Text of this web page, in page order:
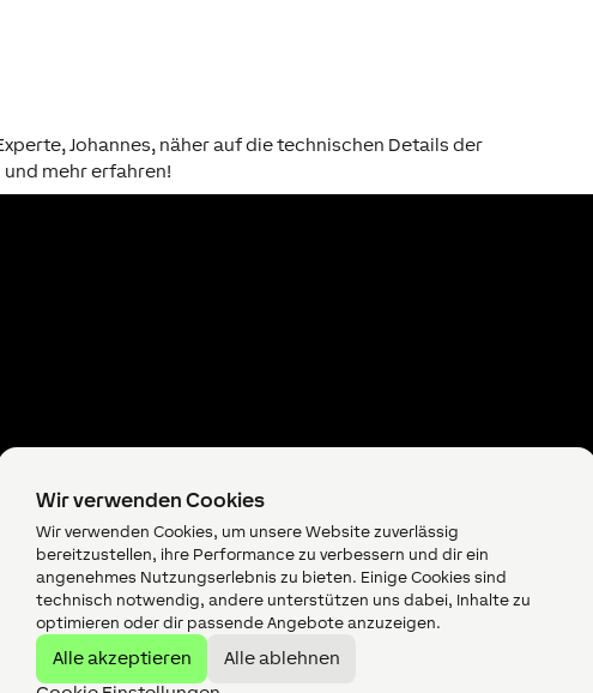
Wir verwenden Cookies
Wir verwenden Cookies, um unsere Website zuverlässig
bereitzustellen, ihre Performance zu verbessern und dir ein
angenehmes Nutzungserlebnis zu bieten. Einige Cookies sind
technisch notwendig, andere unterstützen uns dabei, Inhalte zu
optimieren oder dir passende Angebote anzuzeigen.
Alle akzeptieren
Alle ablehnen
Johannes, näher auf die technischen Details der
mehr erfahren!